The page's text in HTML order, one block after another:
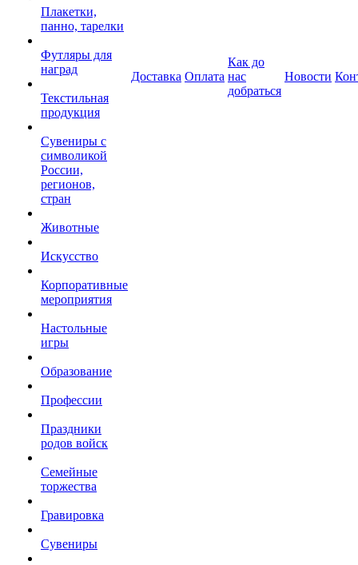
Плакетки,
панно, тарелки
Футляры для
наград
Текстильная
продукция
Сувениры с
символикой
России,
регионов,
стран
Животные
Искусство
Корпоративные
мероприятия
Настольные
игры
Образование
Профессии
Праздники
родов войск
Семейные
торжества
Гравировка
Сувениры
Доставка Оплата
Как до
нас
добраться
Новости